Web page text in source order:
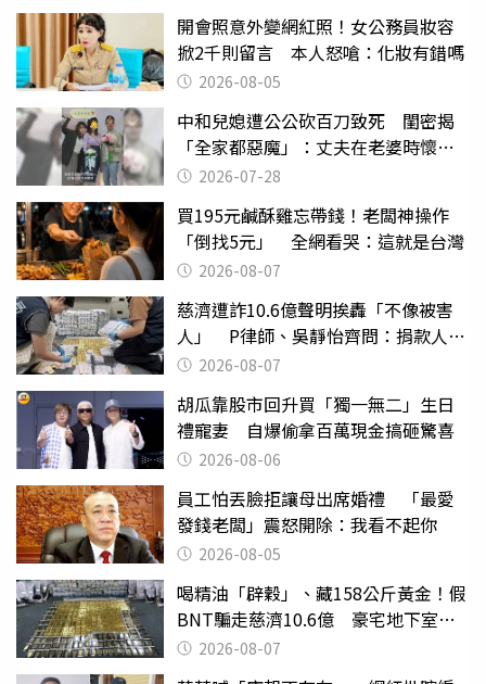
開會照意外變網紅照！女公務員妝容
掀2千則留言 本人怒嗆：化妝有錯嗎
2026-08-05
中和兒媳遭公公砍百刀致死 閨密揭
「全家都惡魔」：丈夫在老婆時懷孕
摔東西
2026-07-28
買195元鹹酥雞忘帶錢！老闆神操作
「倒找5元」 全網看哭：這就是台灣
2026-08-07
慈濟遭詐10.6億聲明挨轟「不像被害
人」 P律師、吳靜怡齊問：捐款人有
權知道真相
2026-08-07
胡瓜靠股市回升買「獨一無二」生日
禮寵妻 自爆偷拿百萬現金搞砸驚喜
2026-08-06
員工怕丟臉拒讓母出席婚禮 「最愛
發錢老闆」震怒開除：我看不起你
2026-08-05
喝精油「辟穀」、藏158公斤黃金！假
BNT騙走慈濟10.6億 豪宅地下室竟
挖出乾鮑金庫
2026-08-07